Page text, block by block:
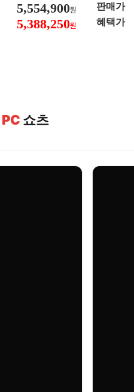
W 대원씨티에스 /
SFF D7 16GB 제이
M.2 NVMe (2TB)
5,554,900원
5,388,250원
즈윈 / 지포
CN600
판매가
혜택가
쇼츠